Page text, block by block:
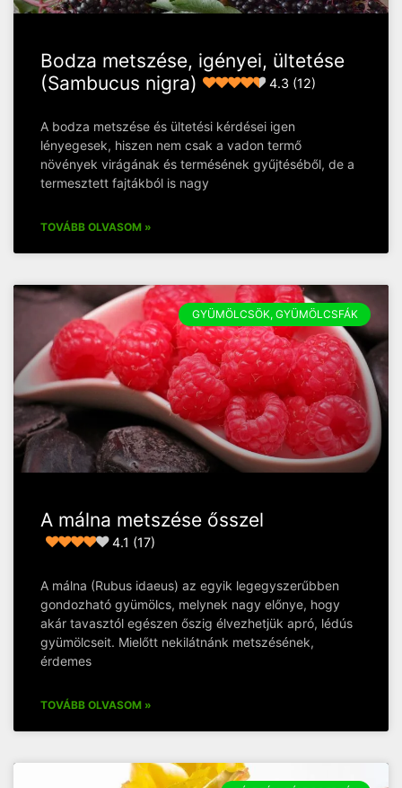
Bodza metszése, igényei, ültetése
(Sambucus nigra)
4.3 (12)
A bodza metszése és ültetési kérdései igen
lényegesek, hiszen nem csak a vadon termő
növények virágának és termésének gyűjtéséből, de a
termesztett fajtákból is nagy
TOVÁBB OLVASOM »
GYÜMÖLCSÖK, GYÜMÖLCSFÁK
A málna metszése ősszel
4.1 (17)
A málna (Rubus idaeus) az egyik legegyszerűbben
gondozható gyümölcs, melynek nagy előnye, hogy
akár tavasztól egészen őszig élvezhetjük apró, lédús
gyümölcseit. Mielőtt nekilátnánk metszésének,
érdemes
TOVÁBB OLVASOM »